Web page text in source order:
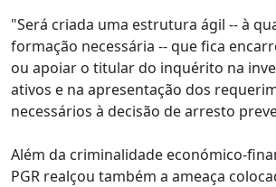
"Será criada uma estrutura ágil -- à
formação necessária -- que fica
ou apoiar o titular do inquérito na
ativos e na apresentação dos
necessários à decisão de arresto
Além da criminalidade económico-
PGR realçou também a ameaça